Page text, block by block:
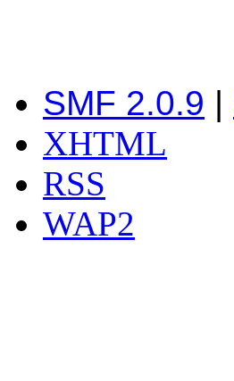
SMF 2.0.9 |
XHTML
RSS
WAP2